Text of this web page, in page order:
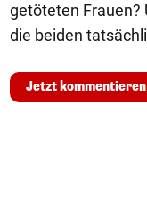
getöteten Frauen?
die beiden
Jetzt kommentieren